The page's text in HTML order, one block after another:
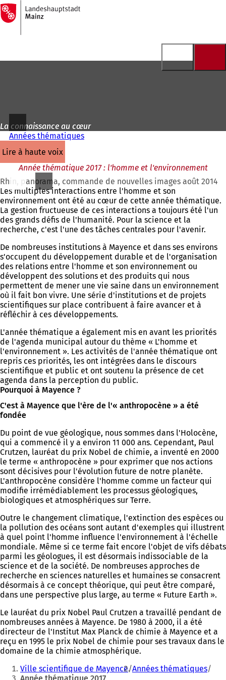
Accéder au contenu
Vers
la
page
d'accueil
La connaissance au cœur
Années thématiques
lire à haute voix
Année thématique 2017 : l'homme et l'environnement
Rhin, panorama, commande de nouvelles images août 2014
Les multiples interactions entre l'homme et son
environnement ont été au cœur de cette année thématique.
La gestion fructueuse de ces interactions a toujours été l'un
des grands défis de l'humanité. Pour la science et la
recherche, c'est l'une des tâches centrales pour l'avenir.
De nombreuses institutions à Mayence et dans ses environs
s'occupent du développement durable et de l'organisation
des relations entre l'homme et son environnement ou
développent des solutions et des produits qui nous
permettent de mener une vie saine dans un environnement
où il fait bon vivre. Une série d'institutions et de projets
scientifiques sur place contribuent à faire avancer et à
réfléchir à ces développements.
L'année thématique a également mis en avant les priorités
de l'agenda municipal autour du thème « L'homme et
l'environnement ». Les activités de l'année thématique ont
repris ces priorités, les ont intégrées dans le discours
scientifique et public et ont soutenu la présence de cet
agenda dans la perception du public.
Pourquoi à Mayence ?
C'est à Mayence que l'ère de l'« anthropocène » a été
fondée
Du point de vue géologique, nous sommes dans l'Holocène,
qui a commencé il y a environ 11 000 ans. Cependant, Paul
Crutzen, lauréat du prix Nobel de chimie, a inventé en 2000
le terme « anthropocène » pour exprimer que nos actions
sont décisives pour l'évolution future de notre planète.
L'anthropocène considère l'homme comme un facteur qui
modifie irrémédiablement les processus géologiques,
biologiques et atmosphériques sur Terre.
Outre le changement climatique, l'extinction des espèces ou
la pollution des océans sont autant d'exemples qui illustrent
à quel point l'homme influence l'environnement à l'échelle
mondiale. Même si ce terme fait encore l'objet de vifs débats
parmi les géologues, il est désormais indissociable de la
science et de la société. De nombreuses approches de
recherche en sciences naturelles et humaines se consacrent
désormais à ce concept théorique, qui peut être comparé,
dans une perspective plus large, au terme « Future Earth ».
Le lauréat du prix Nobel Paul Crutzen a travaillé pendant de
nombreuses années à Mayence. De 1980 à 2000, il a été
directeur de l'Institut Max Planck de chimie à Mayence et a
reçu en 1995 le prix Nobel de chimie pour ses travaux dans le
domaine de la chimie atmosphérique.
Vous
êtes
Ville scientifique de Mayence Années thématiques